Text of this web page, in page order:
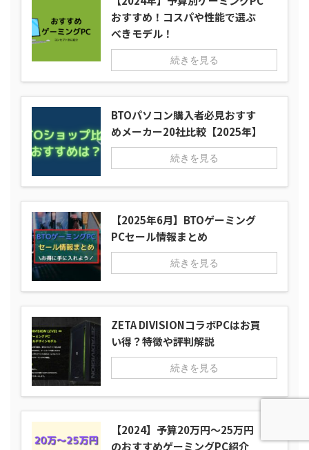
おすすめ！コスパや性能で選ぶ
べきモデル！
続きを見る
BTOパソコン購入者必見おすす
めメーカー20社比較【2025年】
続きを見る
【2025年6月】BTOゲーミング
PCセール情報まとめ
続きを見る
ZETA DIVISIONコラボPCはお買
い得？特徴や評判解説
続きを見る
【2024】予算20万円～25万円
のおすすめゲーミングPC紹介